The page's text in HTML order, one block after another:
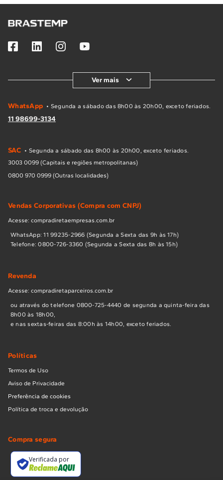
Ver mais
WhatsApp • Segunda a sábado das 8h00 às 20h00, exceto feriados.
11 98699-3134
SAC • Segunda a sábado das 8h00 às 20h00, exceto feriados.
3003 0099 (Capitais e regiões metropolitanas)
0800 970 0999 (Outras localidades)
Vendas Corporativas (Compra com CNPJ)
Acesse: compradiretaempresas.com.br
WhatsApp: 11 99235-2966 (Segunda a Sexta das 9h às 17h)
Telefone: 0800-726-3360 (Segunda a Sexta das 8h às 15h)
Revenda
Acesse: compradiretaparceiros.com.br
ou através do telefone 0800-725-4440 de segunda a quinta-feira das
8h00 às 18h00,
e nas sextas-feiras das 8:00h às 14h00, exceto feriados.
Políticas
Termos de Uso
Aviso de Privacidade
Preferência de cookies
Política de troca e devolução
Compra segura
Verificada por